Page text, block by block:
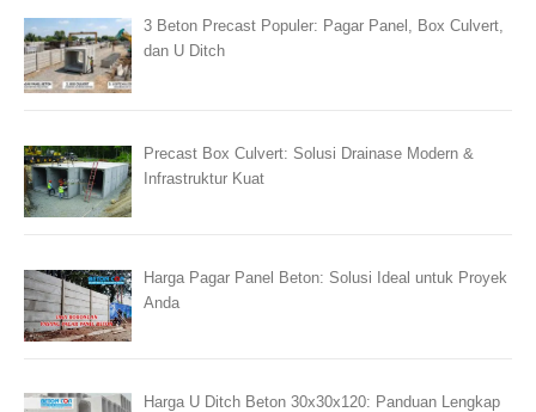
3 Beton Precast Populer: Pagar Panel, Box Culvert,
dan U Ditch
Precast Box Culvert: Solusi Drainase Modern &
Infrastruktur Kuat
Harga Pagar Panel Beton: Solusi Ideal untuk Proyek
Anda
Harga U Ditch Beton 30x30x120: Panduan Lengkap